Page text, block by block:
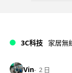
3C科技 家居無
Vin 2 日